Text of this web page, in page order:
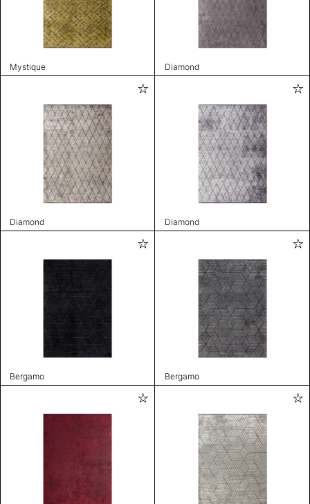
Mystique Diamond
Diamond Diamond
Bergamo Bergamo